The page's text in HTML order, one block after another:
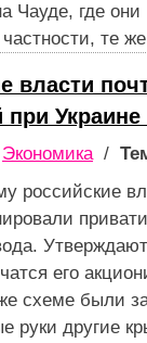
Чауде, где они
частности, те
власти
Украине
Экономика/
российские
его
схеме были
руки другие